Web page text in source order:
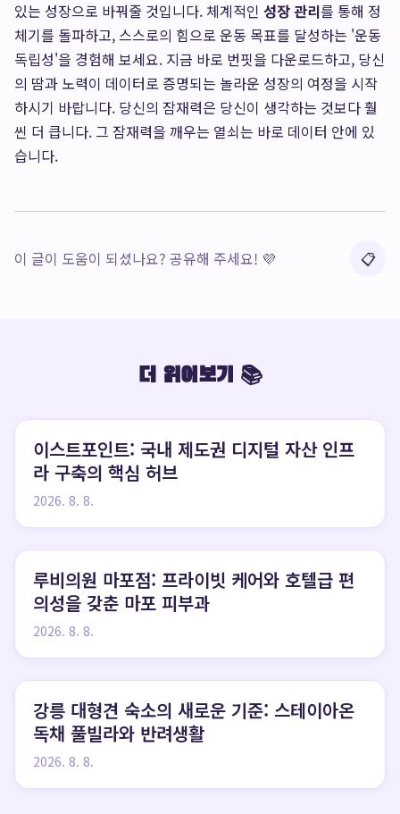
있는 성장으로 바꿔줄 것입니다. 체계적인 성장 관리를 통해 정
체기를 돌파하고, 스스로의 힘으로 운동 목표를 달성하는 '운동
독립성'을 경험해 보세요. 지금 바로 번핏을 다운로드하고, 당신
의 땀과 노력이 데이터로 증명되는 놀라운 성장의 여정을 시작
하시기 바랍니다. 당신의 잠재력은 당신이 생각하는 것보다 훨
씬 더 큽니다. 그 잠재력을 깨우는 열쇠는 바로 데이터 안에 있
습니다.
이 글이 도움이 되셨나요? 공유해 주세요! 💜 📋
더 읽어보기 📚
이스트포인트: 국내 제도권 디지털 자산 인프
라 구축의 핵심 허브
2026. 8. 8.
루비의원 마포점: 프라이빗 케어와 호텔급 편
의성을 갖춘 마포 피부과
2026. 8. 8.
강릉 대형견 숙소의 새로운 기준: 스테이아온
독채 풀빌라와 반려생활
2026. 8. 8.